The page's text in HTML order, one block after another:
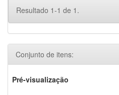
Resultado 1-1 de 1.
Conjunto de itens:
Pré-visualização